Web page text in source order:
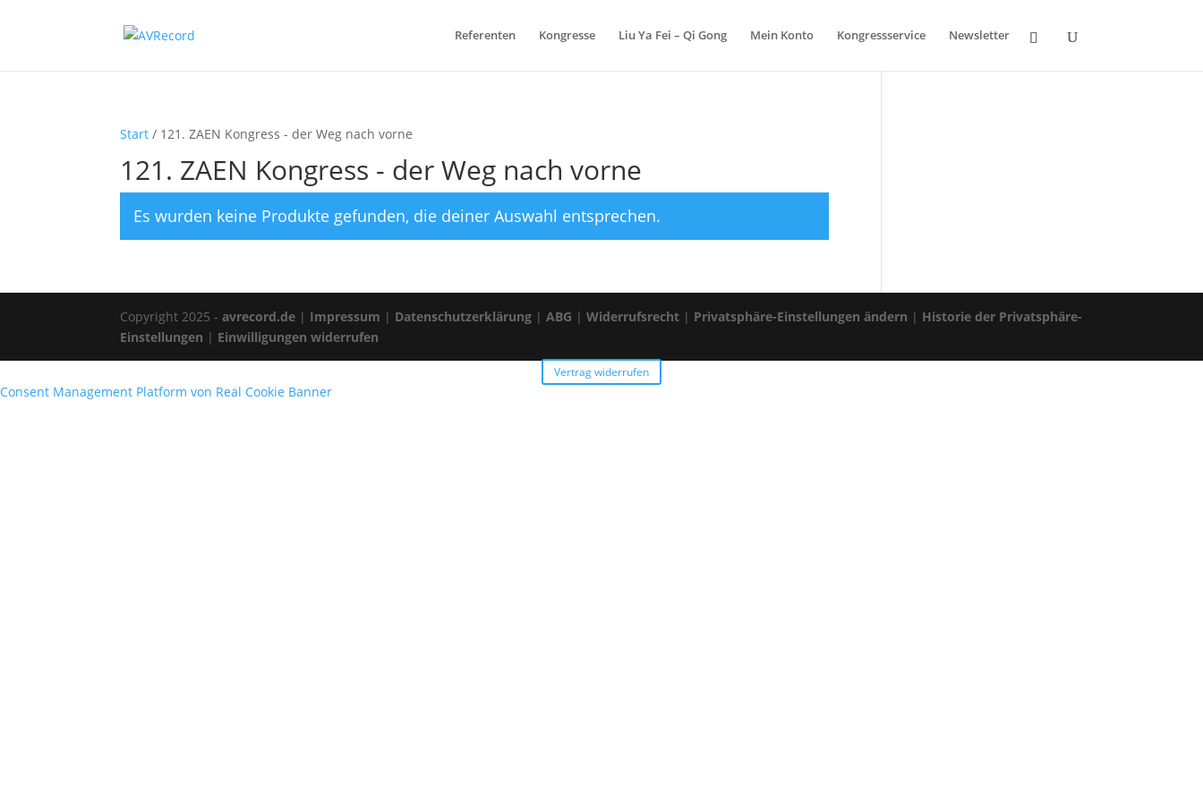
Referenten Kongresse Liu Ya Fei – Qi Gong Mein Konto Kongressservice Newsletter
Start / 121. ZAEN Kongress - der Weg nach vorne
121. ZAEN Kongress - der Weg nach vorne
Es wurden keine Produkte gefunden, die deiner Auswahl entsprechen.
Copyright 2025 -avrecord.de | Impressum | Datenschutzerklärung |ABG |Widerrufsrecht | Privatsphäre-Einstellungen ändern | Historie der Privatsphäre-
Einstellungen | Einwilligungen widerrufen
Vertrag widerrufen
Consent Management Platform von Real Cookie Banner